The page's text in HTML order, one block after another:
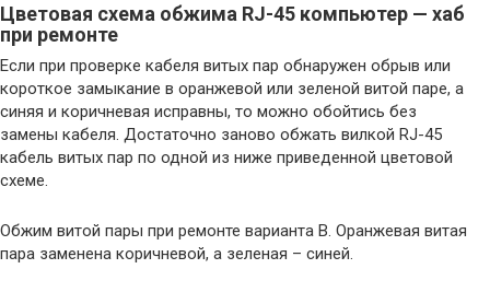
Цветовая схема обжима RJ-45 компьютер — хаб
при ремонте
Если при проверке кабеля витых пар обнаружен обрыв или
короткое замыкание в оранжевой или зеленой витой паре, а
синяя и коричневая исправны, то можно обойтись без
замены кабеля. Достаточно заново обжать вилкой RJ-45
кабель витых пар по одной из ниже приведенной цветовой
схеме.
Обжим витой пары при ремонте варианта B. Оранжевая витая
пара заменена коричневой, а зеленая – синей.